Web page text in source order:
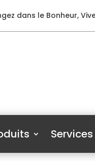
dans le Bonheur,
Services